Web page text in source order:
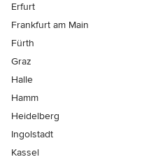
Erfurt
Frankfurt am Main
Fürth
Graz
Halle
Hamm
Heidelberg
Ingolstadt
Kassel